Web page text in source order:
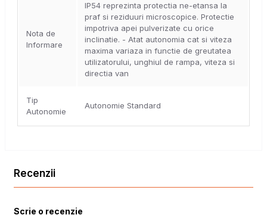
Nota de
Informare
IP54 reprezinta protectia ne-etansa la
praf si reziduuri microscopice. Protectie
impotriva apei pulverizate cu orice
inclinatie. - Atat autonomia cat si viteza
maxima variaza in functie de greutatea
utilizatorului, unghiul de rampa, viteza si
directia van
Tip
Autonomie
Autonomie Standard
Recenzii
Scrie o recenzie